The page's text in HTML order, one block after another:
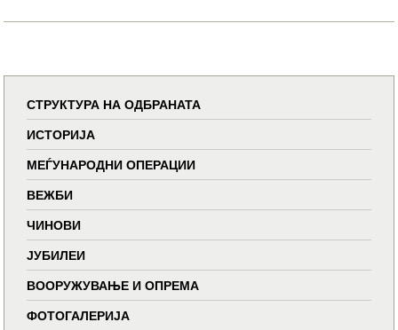
СТРУКТУРА НА ОДБРАНАТА
ИСТОРИЈА
МЕЃУНАРОДНИ ОПЕРАЦИИ
ВЕЖБИ
ЧИНОВИ
ЈУБИЛЕИ
ВООРУЖУВАЊЕ И ОПРЕМА
ФОТОГАЛЕРИЈА